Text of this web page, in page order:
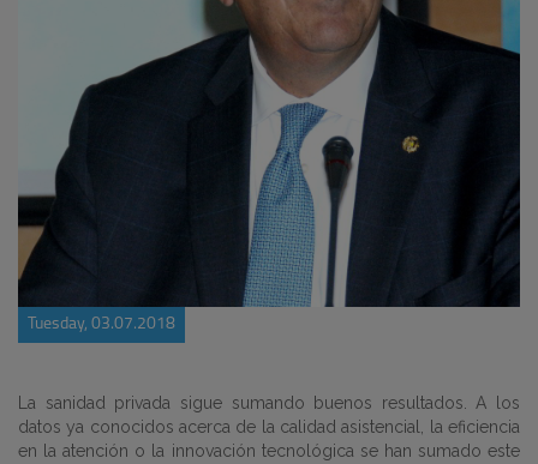
Tuesday, 03.07.2018
La sanidad privada sigue sumando buenos resultados. A los
datos ya conocidos acerca de la calidad asistencial, la eficiencia
en la atención o la innovación tecnológica se han sumado este